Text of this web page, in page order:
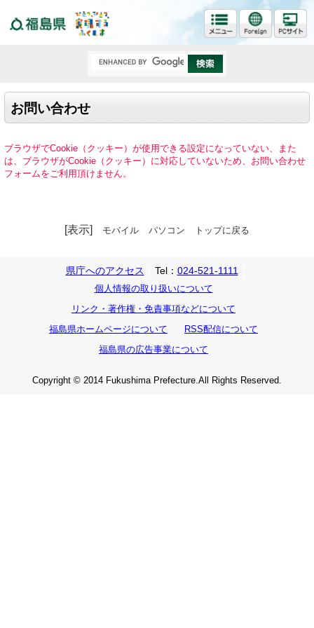
お問い合わせ
ブラウザでCookie（クッキー）が使用できる設定になっていない、また
は、ブラウザがCookie（クッキー）に対応していないため、お問い合わせ
フォームをご利用頂けません。
[表示] モバイル パソコン トップに戻る
県庁へのアクセス Tel： 024-521-1111
個人情報の取り扱いについて
リンク・著作権・免責事項などについて
福島県ホームページについて
RSS配信について
福島県の広告事業について
Copyright © 2014 Fukushima Prefecture.All Rights Reserved.